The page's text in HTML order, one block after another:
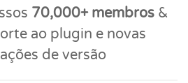
70,000+ membros&
ao plugin e novas
de versão